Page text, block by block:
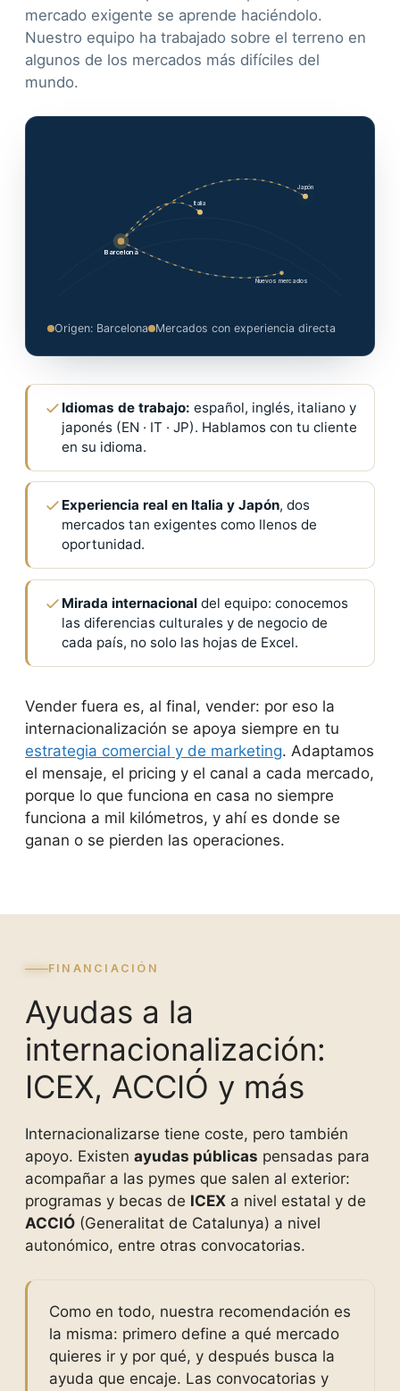
mercado exigente se aprende haciéndolo.
Nuestro equipo ha trabajado sobre el terreno en
algunos de los mercados más difíciles del
mundo.
Barcelona
Italia
Japón
Nuevos mercados
Origen: Barcelona Mercados con experiencia directa
Idiomas de trabajo: español, inglés, italiano y
japonés (EN · IT · JP). Hablamos con tu cliente
en su idioma.
Experiencia real en Italia y Japón, dos
mercados tan exigentes como llenos de
oportunidad.
Mirada internacionaldel equipo: conocemos
las diferencias culturales y de negocio de
cada país, no solo las hojas de Excel.
Vender fuera es, al final, vender: por eso la
internacionalización se apoya siempre en tu
estrategia comercial y de marketing. Adaptamos
el mensaje, el pricing y el canal a cada mercado,
porque lo que funciona en casa no siempre
funciona a mil kilómetros, y ahí es donde se
ganan o se pierden las operaciones.
FINANCIACIÓN
Ayudas a la
internacionalización:
ICEX, ACCIÓ y más
Internacionalizarse tiene coste, pero también
apoyo. Existen ayudas públicas pensadas para
acompañar a las pymes que salen al exterior:
programas y becas de ICEX a nivel estatal y de
ACCIÓ (Generalitat de Catalunya) a nivel
autonómico, entre otras convocatorias.
Como en todo, nuestra recomendación es
la misma: primero define a qué mercado
quieres ir y por qué, y después busca la
ayuda que encaje. Las convocatorias y